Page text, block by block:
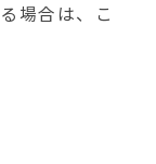
場合は、こ